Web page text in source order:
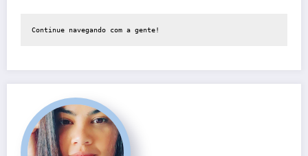
Continue navegando com a gente!